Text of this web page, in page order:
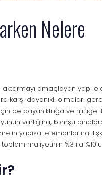
Nelere
amaçlayan yapı
dayanıklı olmaları
de dayanıklılığa ve rijitliğe
varlığına, komşu
yapısal elemanlarına
maliyetinin %3 ila